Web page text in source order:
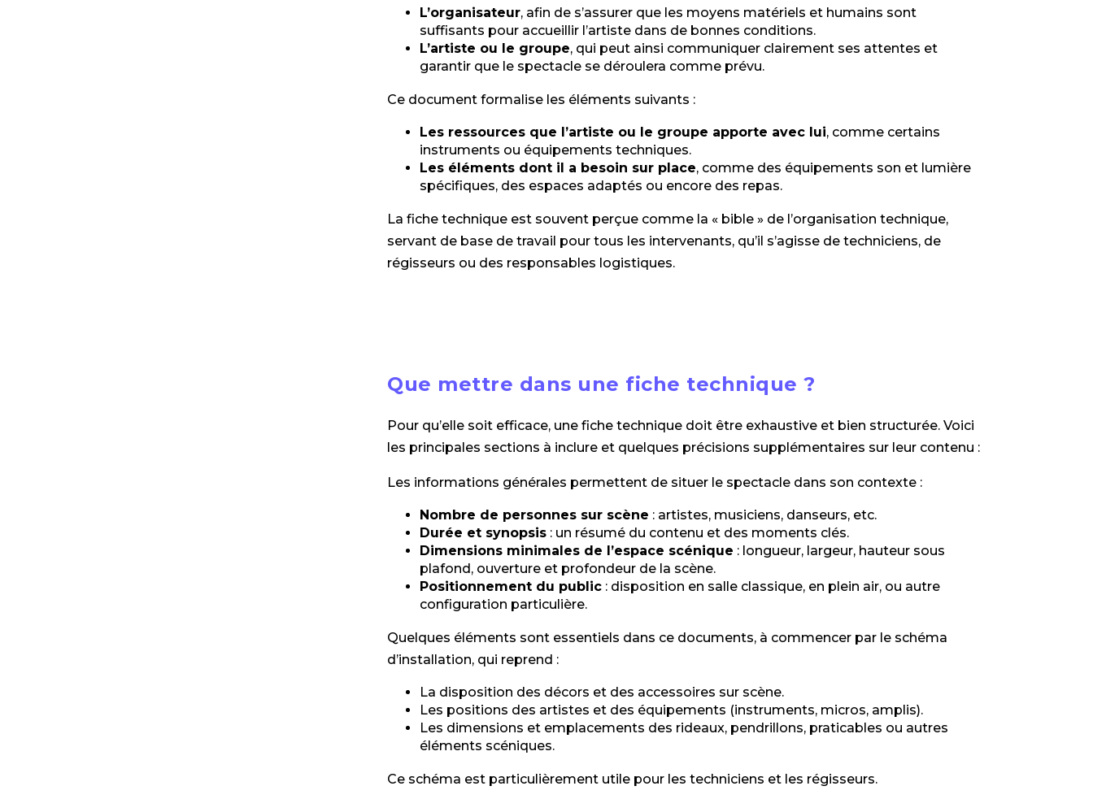
L’organisateur, afin de s’assurer que les moyens matériels et humains sont
suffisants pour accueillir l’artiste dans de bonnes conditions.
L’artiste ou le groupe, qui peut ainsi communiquer clairement ses attentes et
garantir que le spectacle se déroulera comme prévu.
Ce document formalise les éléments suivants :
Les ressources que l’artiste ou le groupe apporte avec lui, comme certains
instruments ou équipements techniques.
Les éléments dont il a besoin sur place, comme des équipements son et lumière
spécifiques, des espaces adaptés ou encore des repas.
La fiche technique est souvent perçue comme la « bible » de l’organisation technique,
servant de base de travail pour tous les intervenants, qu’il s’agisse de techniciens, de
régisseurs ou des responsables logistiques.
Que mettre dans une fiche technique ?
Pour qu’elle soit efficace, une fiche technique doit être exhaustive et bien structurée. Voici
les principales sections à inclure et quelques précisions supplémentaires sur leur contenu :
Les informations générales permettent de situer le spectacle dans son contexte :
Nombre de personnes sur scène : artistes, musiciens, danseurs, etc.
Durée et synopsis : un résumé du contenu et des moments clés.
Dimensions minimales de l’espace scénique : longueur, largeur, hauteur sous
plafond, ouverture et profondeur de la scène.
Positionnement du public : disposition en salle classique, en plein air, ou autre
configuration particulière.
Quelques éléments sont essentiels dans ce documents, à commencer par le schéma
d’installation, qui reprend :
La disposition des décors et des accessoires sur scène.
Les positions des artistes et des équipements (instruments, micros, amplis).
Les dimensions et emplacements des rideaux, pendrillons, praticables ou autres
éléments scéniques.
Ce schéma est particulièrement utile pour les techniciens et les régisseurs.